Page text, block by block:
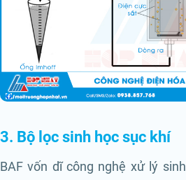
3. Bộ lọc sinh học sục khí
BAF vốn dĩ công nghệ xử lý